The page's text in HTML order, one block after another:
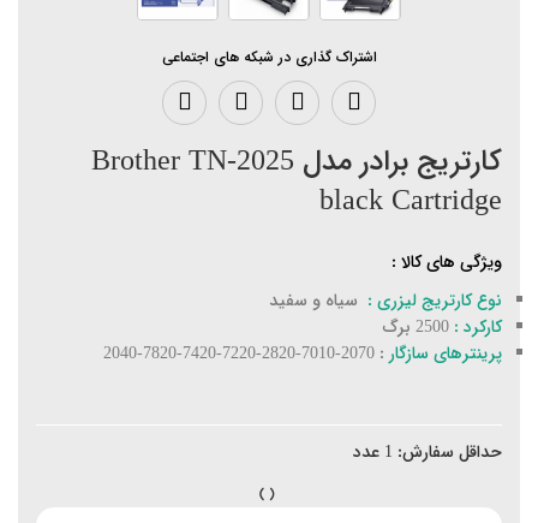
اشتراک گذاری در شبکه های اجتماعی
کارتریج برادر مدل Brother TN-2025
black Cartridge
ویژگی های کالا :
نوع کارتریج لیزری : سیاه و سفید
کارکرد :
پرینترهای سازگار : 2070-7010-2820-7220-7420-7820-2040
حداقل سفارش: 1 عدد